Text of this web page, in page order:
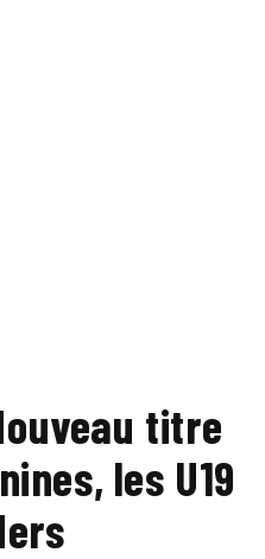
titre
les U19